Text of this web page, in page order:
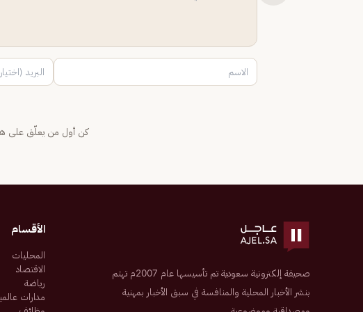
كن أول من يعلّق على
صحيفة إلكترونية سعودية تم تأسيسها عام 2007م تهتم
بنشر الأخبار المحلية والمنافسة في سبق الأخبار بمهنية
الأقسام
المحليات
الاقتصاد
رياضة
مدارات